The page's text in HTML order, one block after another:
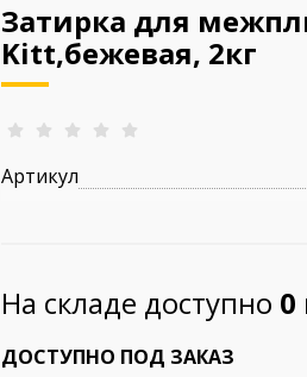
Затирка для
Kitt,бежевая, 2кг
Артикул
На складе доступно 0
ДОСТУПНО ПОД ЗАКАЗ